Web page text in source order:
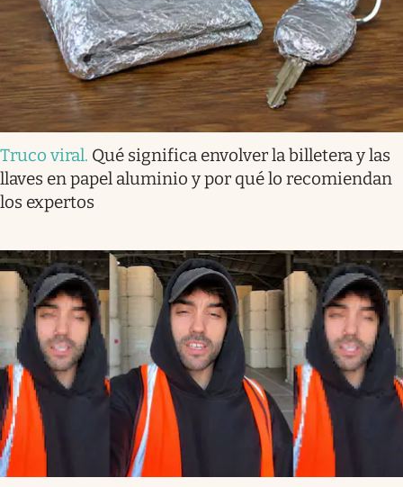
Truco viral. Qué significa envolver la billetera y las
llaves en papel aluminio y por qué lo recomiendan
los expertos